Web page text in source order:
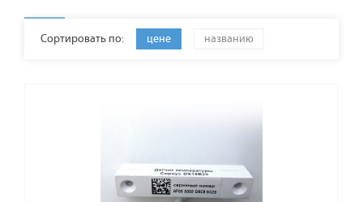
Сортировать по: цене названию